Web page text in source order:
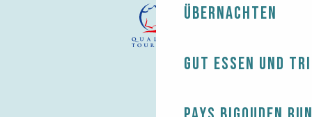
Übernachten
Gut essen und